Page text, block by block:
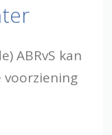
ABRvS kan
voorziening